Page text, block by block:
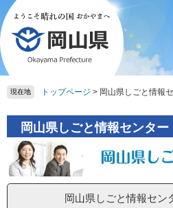
ペ
ー
ジ
の
先
頭
メ
ニ
ュ
ー
を
飛
本
へ
現在地 トップページ > 岡山県しごと情報
岡山県しごと情報センター
岡山県しごと情報セン